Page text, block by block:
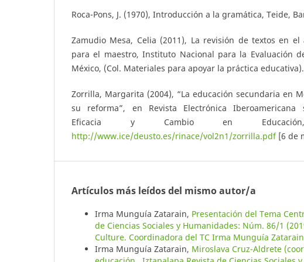
Roca-Pons, J. (1970), Introducción a la gramática, Teide,
Zamudio Mesa, Celia (2011), La revisión de textos en
para el maestro, Instituto Nacional para la Evaluación
México, (Col. Materiales para apoyar la práctica educativa).
Zorrilla, Margarita (2004), “La educación secundaria en
su reforma”, en Revista Electrónica Iberoamericana
Eficacia y Cambio en
http://www.ice/deusto.es/rinace/vol2n1/zorrilla.pdf[6 de
Artículos más leídos del mismo autor/a
Irma Munguía Zatarain, Presentación del Tema
de Ciencias Sociales y Humanidades: Núm. 86/1
Culture. Coordinadora del TC Irma Munguía
Irma Munguía Zatarain, Miroslava Cruz-Aldrete